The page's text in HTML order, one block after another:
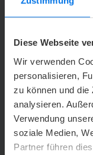
Diese Webseite
Wir verwenden
personalisieren,
zu können und die
analysieren.
Verwendung
soziale Medien,
Partner führen